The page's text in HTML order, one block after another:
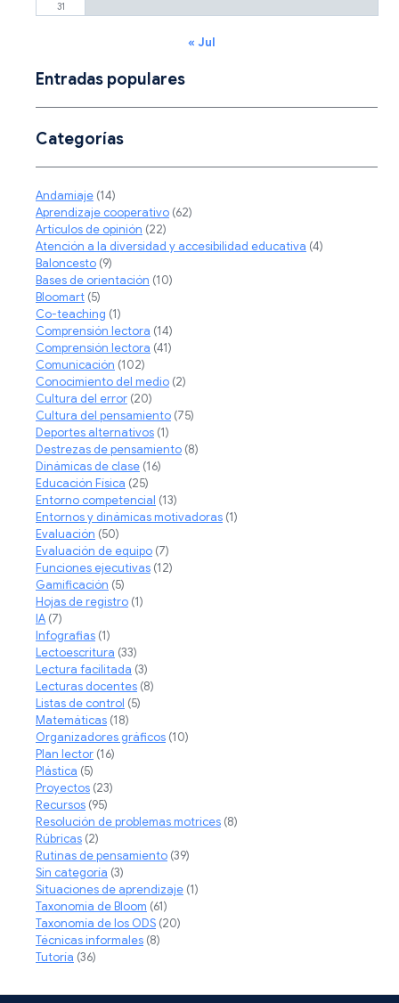
31
« Jul
Entradas populares
Categorías
Andamiaje (14)
Aprendizaje cooperativo (62)
Artículos de opinión (22)
Atención a la diversidad y accesibilidad educativa (4)
Baloncesto (9)
Bases de orientación (10)
Bloomart (5)
Co-teaching (1)
Comprensión lectora (14)
Comprensión lectora (41)
Comunicación (102)
Conocimiento del medio (2)
Cultura del error (20)
Cultura del pensamiento (75)
Deportes alternativos (1)
Destrezas de pensamiento (8)
Dinámicas de clase (16)
Educación Física (25)
Entorno competencial (13)
Entornos y dinámicas motivadoras (1)
Evaluación (50)
Evaluación de equipo (7)
Funciones ejecutivas (12)
Gamificación (5)
Hojas de registro (1)
IA (7)
Infografias (1)
Lectoescritura (33)
Lectura facilitada (3)
Lecturas docentes (8)
Listas de control (5)
Matemáticas (18)
Organizadores gráficos (10)
Plan lector (16)
Plástica (5)
Proyectos (23)
Recursos (95)
Resolución de problemas motrices (8)
Rúbricas (2)
Rutinas de pensamiento (39)
Sin categoría (3)
Situaciones de aprendizaje (1)
Taxonomia de Bloom (61)
Taxonomía de los ODS (20)
Técnicas informales (8)
Tutoría (36)